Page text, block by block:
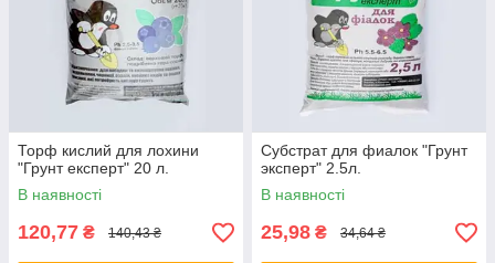
Торф кислий для лохини
"Грунт експерт" 20 л.
В наявності
120,77 ₴ 140,43 ₴
Субстрат для фиалок "Грунт
эксперт" 2.5л.
В наявності
25,98 ₴ 34,64 ₴